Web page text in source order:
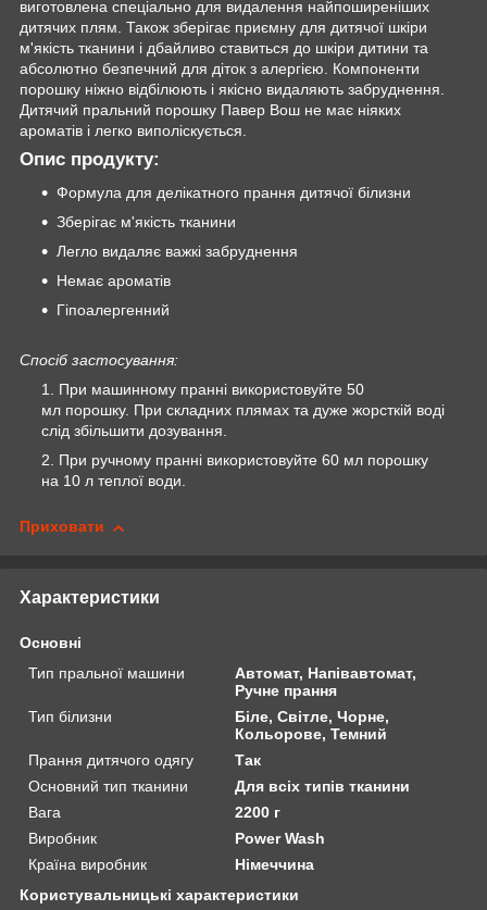
виготовлена спеціально для видалення найпоширеніших
дитячих плям. Також зберігає приємну для дитячої шкіри
м'якість тканини і дбайливо ставиться до шкіри дитини та
абсолютно безпечний для діток з алергією. Компоненти
порошку ніжно відбілюють і якісно видаляють забруднення.
Дитячий пральний порошку Павер Вош не має ніяких
ароматів і легко виполіскується.
Опис продукту:
Формула для делікатного прання дитячої білизни
Зберігає м'якість тканини
Легло видаляє важкі забруднення
Немає ароматів
Гіпоалергенний
Спосіб застосування:
При машинному пранні використовуйте 50
мл порошку. При складних плямах та дуже жорсткій воді
слід збільшити дозування.
При ручному пранні використовуйте 60 мл порошку
на 10 л теплої води.
Приховати
Характеристики
Основні
Тип пральної машини
Автомат, Напівавтомат,
Ручне прання
Тип білизни
Біле, Світле, Чорне,
Кольорове, Темний
Прання дитячого одягу
Так
Основний тип тканини
Для всіх типів тканини
Вага
2200 г
Виробник
Power Wash
Країна виробник
Німеччина
Користувальницькі характеристики